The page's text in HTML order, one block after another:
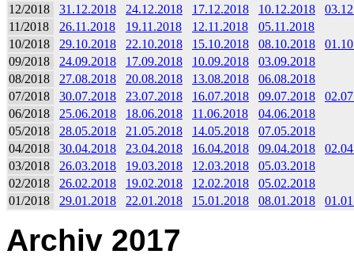
12/2018 31.12.2018 24.12.2018 17.12.2018 10.12.2018
11/2018
26.11.2018 19.11.2018 12.11.2018
05.11.2018
10/2018
29.10.2018 22.10.2018 15.10.2018 08.10.2018
09/2018
24.09.2018 17.09.2018 10.09.2018
03.09.2018
08/2018
27.08.2018 20.08.2018 13.08.2018
06.08.2018
07/2018
30.07.2018 23.07.2018 16.07.2018 09.07.2018
06/2018
25.06.2018 18.06.2018 11.06.2018
04.06.2018
05/2018
28.05.2018 21.05.2018 14.05.2018
07.05.2018
04/2018
30.04.2018 23.04.2018 16.04.2018 09.04.2018
03/2018
26.03.2018 19.03.2018 12.03.2018
05.03.2018
02/2018
26.02.2018 19.02.2018 12.02.2018
05.02.2018
01/2018
29.01.2018 22.01.2018 15.01.2018 08.01.2018
Archiv 2017